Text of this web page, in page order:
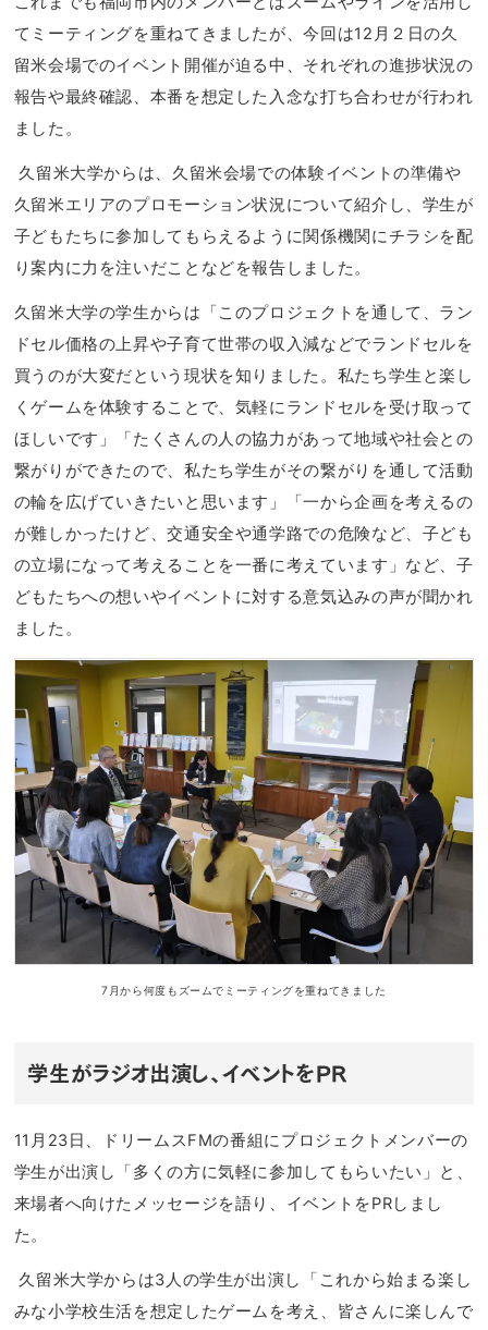
てミーティングを重ねてきましたが、今回は12月２日の久
留米会場でのイベント開催が迫る中、それぞれの進捗状況の
報告や最終確認、本番を想定した入念な打ち合わせが行われ
ました。
久留米大学からは、久留米会場での体験イベントの準備や
久留米エリアのプロモーション状況について紹介し、学生が
子どもたちに参加してもらえるように関係機関にチラシを配
り案内に力を注いだことなどを報告しました。
久留米大学の学生からは「このプロジェクトを通して、ラン
ドセル価格の上昇や子育て世帯の収入減などでランドセルを
買うのが大変だという現状を知りました。私たち学生と楽し
くゲームを体験することで、気軽にランドセルを受け取って
ほしいです」「たくさんの人の協力があって地域や社会との
繋がりができたので、私たち学生がその繋がりを通して活動
の輪を広げていきたいと思います」「一から企画を考えるの
が難しかったけど、交通安全や通学路での危険など、子ども
の立場になって考えることを一番に考えています」など、子
どもたちへの想いやイベントに対する意気込みの声が聞かれ
ました。
7月から何度もズームでミーティングを重ねてきました
学生がラジオ出演し、イベントをPR
11月23日、ドリームスFMの番組にプロジェクトメンバーの
学生が出演し「多くの方に気軽に参加してもらいたい」と、
来場者へ向けたメッセージを語り、イベントをPRしまし
た。
久留米大学からは3人の学生が出演し「これから始まる楽し
みな小学校生活を想定したゲームを考え、皆さんに楽しんで